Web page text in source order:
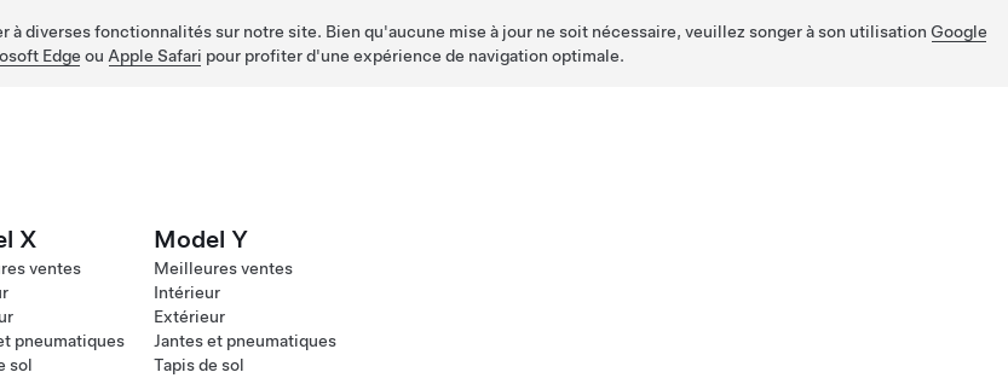
diverses fonctionnalités sur notre site. Bien qu'aucune mise à jour ne soit nécessaire, veuillez songer à son utilisation Google
Edge ou Apple Safari pour profiter d'une expérience de navigation optimale.
X
ventes
pneumatiques
sol
Model Y
Meilleures ventes
Intérieur
Extérieur
Jantes et pneumatiques
Tapis de sol